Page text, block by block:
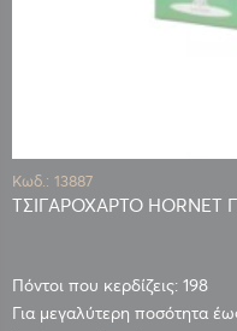
Κωδ.: 13887
ΤΣΙΓΑΡΟΧΑΡΤΟ HORNET
Πόντοι που κερδίζεις: 198
Για μεγαλύτερη ποσότητα